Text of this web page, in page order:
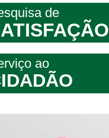
de
ao